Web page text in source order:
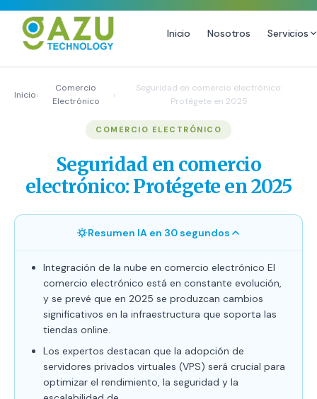
Inicio Nosotros Servicios
Email Marketing y SMS
Growth Youtube ↗
Producción de Videos
Inicio›
Comercio
Electrónico
›
Seguridad en comercio electrónico:
Protégete en 2025
COMERCIO ELECTRÓNICO
Seguridad en comercio
electrónico: Protégete en 2025
Resumen IA en 30 segundos
Integración de la nube en comercio electrónico El
comercio electrónico está en constante evolución,
y se prevé que en 2025 se produzcan cambios
significativos en la infraestructura que soporta las
tiendas online.
Los expertos destacan que la adopción de
servidores privados virtuales (VPS) será crucial para
optimizar el rendimiento, la seguridad y la